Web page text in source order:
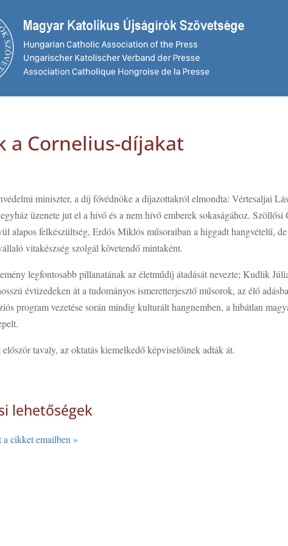
a Cornelius-díjakat
miniszter, a díj fővédnöke a díjazottakról elmondta: Vértesaljai
üzenete jut el a hívő és a nem hívő emberek sokaságához.
alapos felkészültség, Erdős Miklós műsoraiban a higgadt hangvételű,
vitakészség szolgál követendő mintaként.
legfontosabb pillanatának az életműdíj átadását nevezte; Kudlik
évtizedeken át a tudományos ismeretterjesztő műsorok, az élő
program vezetése során mindig kulturált hangnemben, a hibátlan
tavaly, az oktatás kiemelkedő képviselőinek adták át.
lehetőségek
cikket emailben »